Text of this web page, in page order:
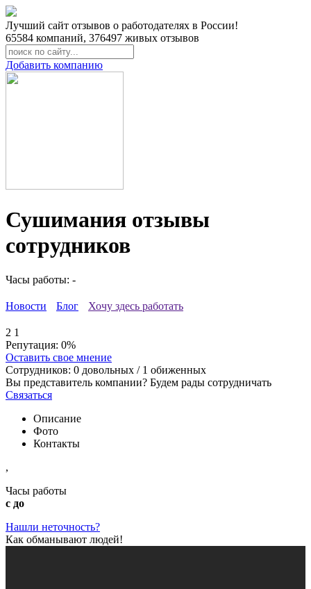
Лучший сайт отзывов о работодателях в России!
65584 компаний, 376497 живых отзывов
Добавить компанию
Сушимания отзывы
сотрудников
Часы работы: -
Новости Блог Хочу здесь работать
2 1
Репутация: 0%
Оставить свое мнение
Сотрудников: 0 довольных / 1 обиженных
Вы представитель компании? Будем рады сотрудничать
Связаться
Описание
Фото
Контакты
,
Часы работы
с до
Нашли неточность?
Как обманывают людей!